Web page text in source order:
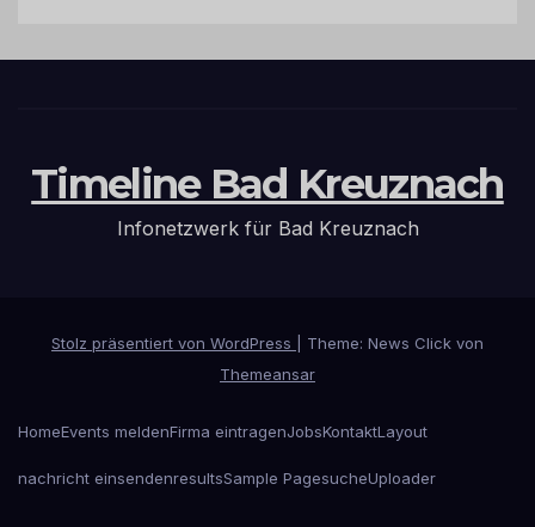
Timeline Bad Kreuznach
Infonetzwerk für Bad Kreuznach
Stolz präsentiert von WordPress
Theme: News Click von
Themeansar
HomeEvents meldenFirma eintragenJobsKontaktLayout
nachricht einsendenresultsSample PagesucheUploader